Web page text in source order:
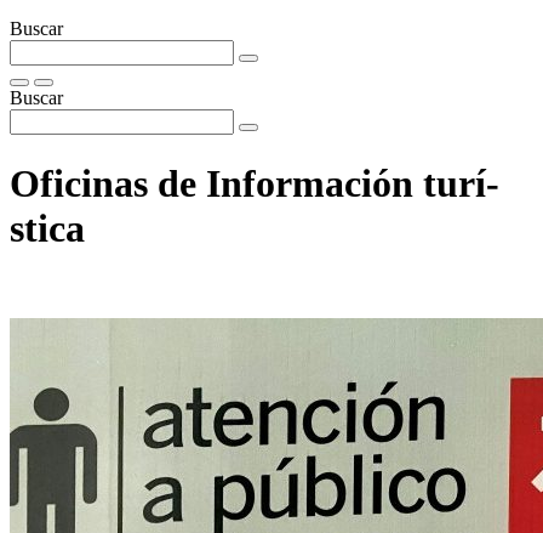
Buscar
Buscar
Oficinas de Información turí­
stica